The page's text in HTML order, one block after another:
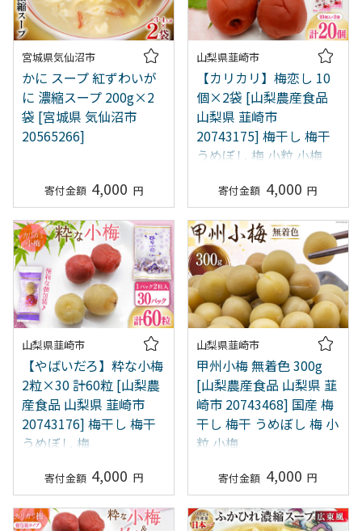
宮城県気仙沼市
かに スープ 紅ずわいが
に 濃縮スープ 200g×2
袋 [宮城県 気仙沼市
20565266]
4,000
山梨県韮崎市
【カリカリ】梅恋し 10
個×2袋 [山梨農産食品
山梨県 韮崎市
20743175] 梅干し 梅干
うめぼし 梅 小粒 小梅
4,000
山梨県韮崎市
【やばいだろ】粋な小梅
2粒×30 計60粒 [山梨農
産食品 山梨県 韮崎市
20743176] 梅干し 梅干
うめぼし 梅
4,000
山梨県韮崎市
甲州小梅 無着色 300g
[山梨農産食品 山梨県 韮
崎市 20743468] 国産 梅
干し 梅干 うめぼし 梅 小
粒 小梅
4,000